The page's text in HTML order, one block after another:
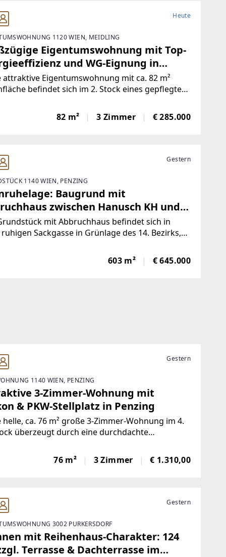
Heute
1120 WIEN, MEIDLING
Eigentumswohnung mit Top-
und WG-Eignung in
Lage von Meidling
attraktive Eigentumswohnung mit ca. 82 m²
befindet sich im 2. Stock eines gepflegten
Grundriss, großzügige Räume sowie
gute Energiewerte, die ein komfortables und
82 m² 3 Zimmer € 285.000
Gestern
1140 WIEN, PENZING
Baugrund mit
zwischen Hanusch KH und
mit Abbruchhaus befindet sich in
Sackgasse in Grünlage des 14. Bezirks,
Die Parzelle besticht durch ihre westliche
– ideale Bedingungen für lichtdurchflutete
603 m² € 645.000
Gestern
1140 WIEN, PENZING
3-Zimmer-Wohnung mit
& PKW-Stellplatz in Penzing
helle, ca. 76 m² große 3-Zimmer-Wohnung im 4.
überzeugt durch eine durchdachte
mit direktem Zugang zu einem sonnigen
sowie eine voll ausgestattete Küche. Das
76 m² 3 Zimmer € 1.310,00
Gestern
3002 PURKERSDORF
mit Reihenhaus-Charakter: 124
Terrasse & Dachterrasse im